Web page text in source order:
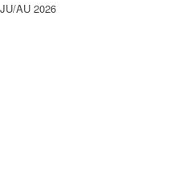
AU 2026